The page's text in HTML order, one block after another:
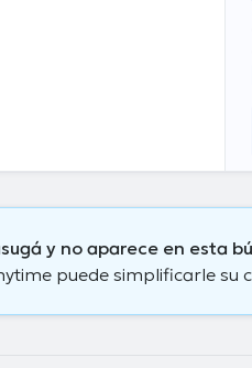
y no aparece en esta
puede simplificarle su